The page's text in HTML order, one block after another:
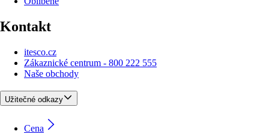
Kontakt
itesco.cz
Zákaznické centrum - 800 222 555
Naše obchody
Užitečné odkazy
Cena